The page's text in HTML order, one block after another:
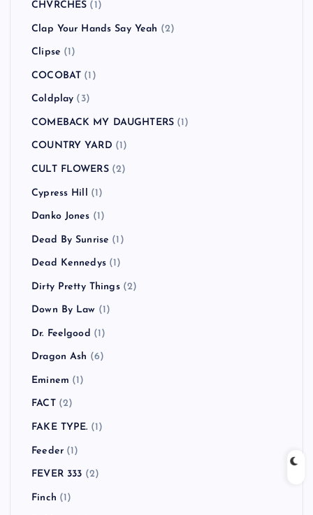
CHVRCHES (1)
Clap Your Hands Say Yeah (2)
Clipse (1)
COCOBAT (1)
Coldplay (3)
COMEBACK MY DAUGHTERS (1)
COUNTRY YARD (1)
CULT FLOWERS(2)
Cypress Hill (1)
Danko Jones (1)
Dead By Sunrise (1)
Dead Kennedys(1)
Dirty Pretty Things(2)
Down By Law (1)
Dr. Feelgood (1)
Dragon Ash (6)
Eminem (1)
FACT(2)
FAKE TYPE. (1)
Feeder(1)
FEVER 333 (2)
Finch (1)